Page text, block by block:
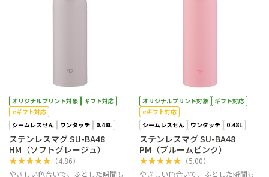
オリジナルプリント対象
ギフト対応
eギフト対応
シームレスせん
ワンタッチ 0.48L
ステンレスマグ SU-BA48
HM（ソフトグレージュ）
★★★★★ （4.86）
やさしい色合いで、ふとした瞬間も
オリジナルプリント対象
ギフト対応
eギフト対応
シームレスせん
ワンタッチ 0.48L
ステンレスマグ SU-BA48
PM（ブルームピンク）
★★★★★（5.00）
やさしい色合いで、ふとした瞬間も